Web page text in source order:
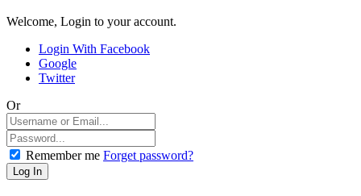
Welcome, Login to your account.
Login With Facebook
Google
Twitter
Or
Remember me Forget password?